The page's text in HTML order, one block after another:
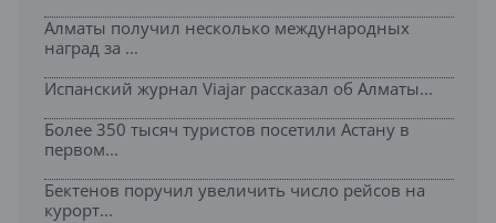
Алматы получил несколько международных
наград за ...
Испанский журнал Viajar рассказал об Алматы...
Более 350 тысяч туристов посетили Астану в
первом...
Бектенов поручил увеличить число рейсов на
курорт...